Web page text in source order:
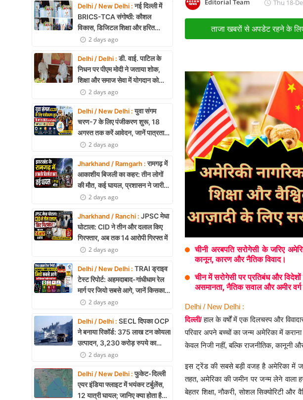
Relationship
Education
Defence & Security
Environment
Literature
History Speaks
Contact Us
Delhi / New Delhi :नई दिल्ली में
BRICS-TCA संगोष्ठी: कौशल
विकास, डिजिटल शिक्षा और हरित
तकनीक पर बनी रणनीति
2 days ago
Delhi / Delhi :डी. वाई. पाटिल के
निधन पर पीएम मोदी ने जताया शोक,
शिक्षा और समाज सेवा में योगदान को
किया याद
2 days ago
Delhi / New Delhi :युवा संगम
चरण-7 के लिए पंजीकरण शुरू, 18
अगस्त तक करें आवेदन, जानें पात्रता
और पूरी प्रक्रिया
2 days ago
Jharkhand / Ramgarh :रामगढ़ में
आकाशीय बिजली का कहर: तीन लोगों
की मौत, कई घायल, प्रशासन ने जारी
की चेतावनी
2 days ago
Jharkhand / Ranchi : JPSC मेधा
घोटाला: CID ने तीन और दलाल किए
गिरफ्तार, अब तक 14 आरोपी गिरफ्त में
2 days ago
Delhi / New Delhi : TRAI ड्राइव
टेस्ट रिपोर्ट: अहमदाबाद-गांधीधाम रेल
मार्ग पर जियो सबसे आगे, जानें किसका
नेटवर्क सबसे बेहतर
2 days ago
Delhi / Delhi : SECL दिपका OCP
ने बनाया रिकॉर्ड: 375 लाख टन कोयला
उत्पादन, 3,230 करोड़ रुपये का
मुनाफा2 days ago
Delhi / New Delhi :फुकेट-दिल्ली
एयर इंडिया फ्लाइट में भयंकर टर्बुलेंस,
12 यात्री घायल; जानिए क्या होता है
Thu 18-
ताजा खबरों से अपडेट रहने के
चीनी अरबपति सरोगेसी के जरिए
कानून, कारण और नैतिक विवाद।
चीन में सरोगेसी पर प्रतिबंध और
असमानता, नैतिक सवाल और अमीर वर्ग
Delhi / New Delhi :
दिल्ली/हाल के वर्षों में एक दिलचस्प और
परिवार अपने बच्चों का जन्म अमेरिका में
केवल निजी नहीं, बल्कि राजनीतिक,
इस ट्रेंड की सबसे बड़ी वजह है अमेरिका में
तहत, अमेरिका की जमीन पर जन्म लेने वाला
बेहतर शिक्षा, नौकरी, सोशल सिक्योरिटी